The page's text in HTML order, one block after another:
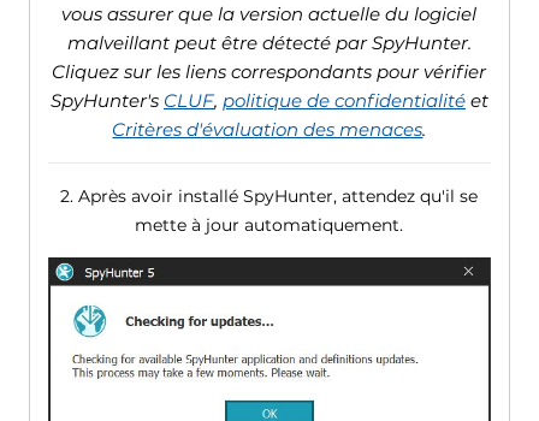
vous assurer que la version actuelle du logiciel
malveillant peut être détecté par SpyHunter.
Cliquez sur les liens correspondants pour vérifier
SpyHunter's CLUF, politique de confidentialitéet
Critères d'évaluation des menaces.
2. Après avoir installé SpyHunter, attendez qu'il se
mette à jour automatiquement.